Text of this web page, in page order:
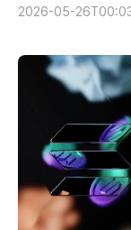
2026-05-